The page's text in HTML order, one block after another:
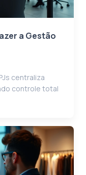
a Gestão
centraliza
controle total